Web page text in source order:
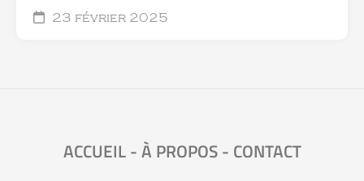
23 février 2025
ACCUEIL-À PROPOS- CONTACT